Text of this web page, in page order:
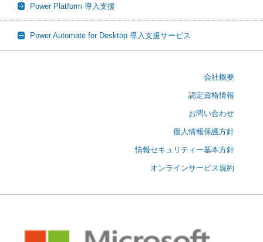
Power Platform 導入支援
Power Automate for Desktop 導入支援サービス
会社概要
認定資格情報
お問い合わせ
個人情報保護方針
情報セキュリティー基本方針
オンラインサービス規約